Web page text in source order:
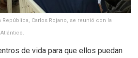
República, Carlos Rojano, se reunió con la
de vida para que ellos puedan